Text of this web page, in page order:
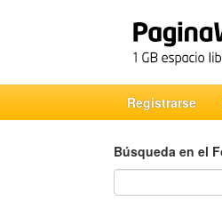
Registrarse
Búsqueda en el
Búsqueda en el Foro